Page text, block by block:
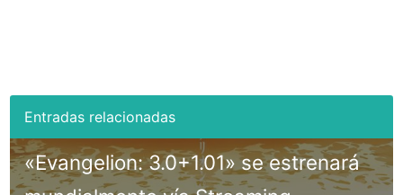
«Evangelion: 3.0+1.01» se estrenará